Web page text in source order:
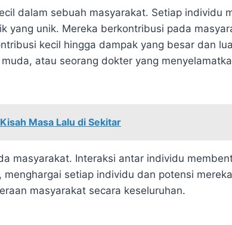
dalam sebuah masyarakat. Setiap individu
yang unik. Mereka berkontribusi pada
kecil hingga dampak yang besar dan
atau seorang dokter yang
Masa Lalu di Sekitar
masyarakat. Interaksi antar individu
setiap individu dan potensi
masyarakat secara keseluruhan.